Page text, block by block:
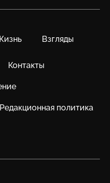
Взгляды
Контакты
Редакционная политика